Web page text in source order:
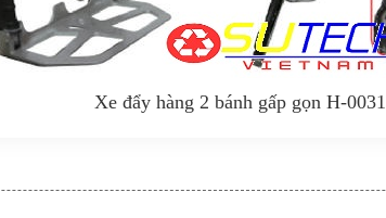
Xe đẩy hàng 2 bánh gấp gọn H-0031